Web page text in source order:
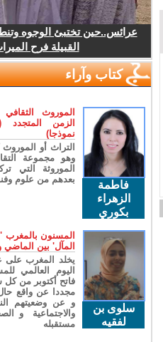
عرائس..حين تختبئ الوجوه
القبيلة فرح
كتاب وآراء
فاطمة
الزهراء
بكوري
الموروث الثقافي
الزمن المتجدد
نموذجا)
التراث أو
وهو مجموعة
الموروثة التي
بعدهم من علوم
سلوى بن
لفقيه
المسنون بالمغرب
المآل' بين الماضي
يخلد المغرب على
اليوم العالمي
فاتح أكتوبر من
مجددا عن واقع
و عن وضعيتهم
والاجتماعية و
مستقبله